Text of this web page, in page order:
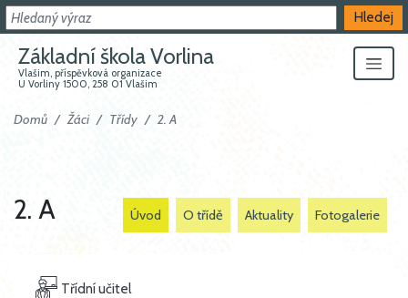
Hledat
Hledej
Základní škola Vorlina
Vlašim, příspěvková organizace
U Vorliny 1500, 258 01 Vlašim
Domů Žáci Třídy 2. A
2. A Úvod O třídě Aktuality Fotogalerie
Třídní učitel